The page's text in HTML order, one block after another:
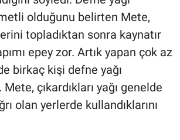
olduğunu belirten Mete,
topladıktan sonra kaynatır
epey zor. Artık yapan çok az
birkaç kişi defne yağı
Mete, çıkardıkları yağı genelde
olan yerlerde kullandıklarını